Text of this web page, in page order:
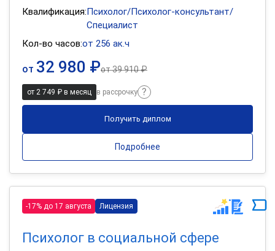
Квалификация:Психолог/Психолог-консультант/
Специалист
Кол-во часов:от 256 ак.ч
от 32 980 ₽от39 910 ₽
от 2 749 ₽ в месяц в рассрочку
Получить диплом
Подробнее
-17% до 17 августа Лицензия
Психолог в социальной сфере